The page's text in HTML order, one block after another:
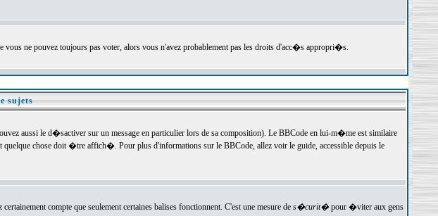
ne pouvez toujours pas voter, alors vous n'avez probablement pas les droits d'acc�s appropri�s.
sujets
aussi le d�sactiver sur un message en particulier lors de sa composition). Le BBCode en lui-m�me est similaire
chose doit �tre affich�. Pour plus d'informations sur le BBCode, allez voir le guide, accessible depuis le
compte que seulement certaines balises fonctionnent. C'est une mesure de s�curit�pour �viter aux gens